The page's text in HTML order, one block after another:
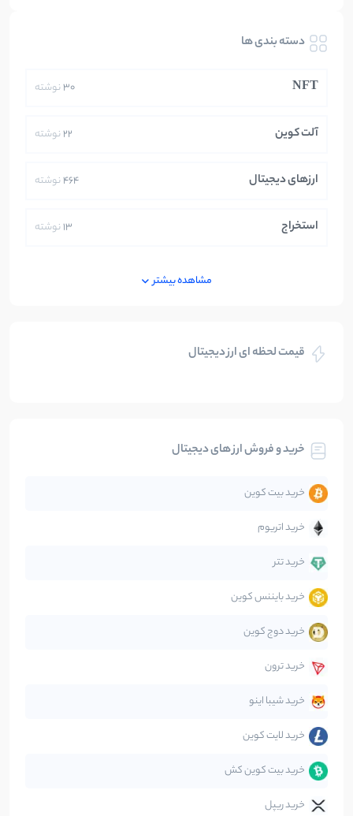
دسته بندی ها
NFT
30نوشته
آلت کوین 22نوشته
ارزهای دیجیتال 464نوشته
استخراج 13نوشته
بلاکچین
تحلیل
جهان
دیفای
صرافی‌ها
قانون‌گذاری
متاورس
مشاهده بیشتر
قیمت لحظه ای ارز دیجیتال
خرید و فروش ارز های دیجیتال
خرید بیت کوین
خرید اتریوم
خرید تتر
خرید بایننس کوین
خرید دوج کوین
خرید ترون
خرید شیبا اینو
خرید لایت کوین
خرید بیت کوین کش
خرید ریپل